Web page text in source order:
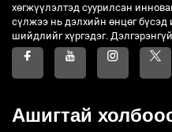
хөгжүүлэлтэд суурилсан
сүлжээ нь дэлхийн өнцөг
шийдлийг хүргэдэг.
Ашигтай